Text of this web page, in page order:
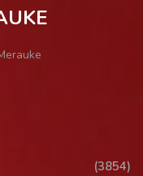
(3854)